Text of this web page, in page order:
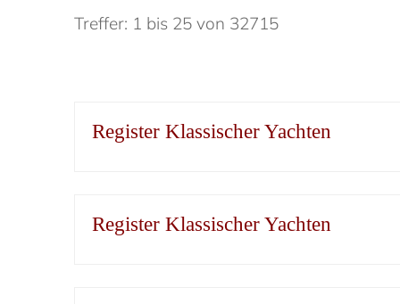
Treffer: 1 bis 25 von 32715
Register Klassischer Yachten
Register Klassischer Yachten